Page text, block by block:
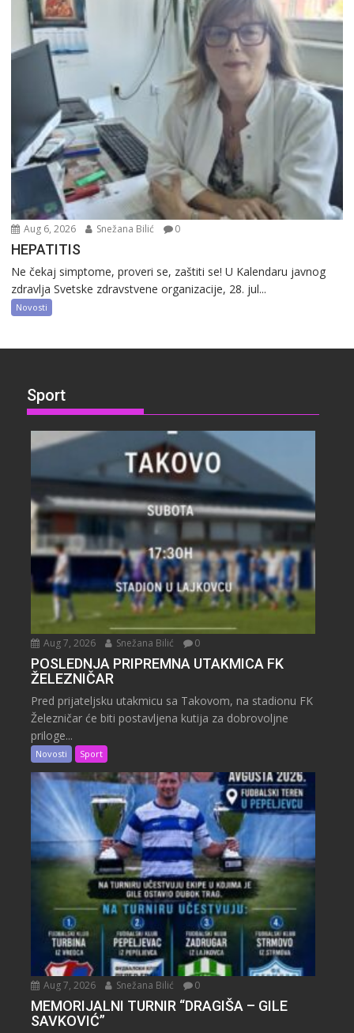
Aug 6, 2026 Snežana Bilić 0
HEPATITIS
Ne čekaj simptome, proveri se, zaštiti se! U Kalendaru javnog
zdravlja Svetske zdravstvene organizacije, 28. jul...
Novosti
Sport
Aug 7, 2026 Snežana Bilić 0
POSLEDNJA PRIPREMNA UTAKMICA FK
ŽELEZNIČAR
Pred prijateljsku utakmicu sa Takovom, na stadionu FK
Železničar će biti postavljena kutija za dobrovoljne
priloge...
Novosti Sport
Aug 7, 2026 Snežana Bilić 0
MEMORIJALNI TURNIR “DRAGIŠA – GILE
SAVKOVIĆ”